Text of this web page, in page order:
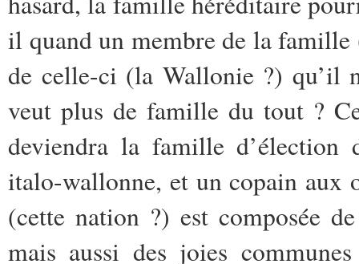
il quand un membre de la
de celle-ci (la Wallonie ?) qu’il
veut plus de famille du tout ?
deviendra la famille d’élection
italo-wallonne, et un copain aux
(cette nation ?) est composée
mais aussi des joies